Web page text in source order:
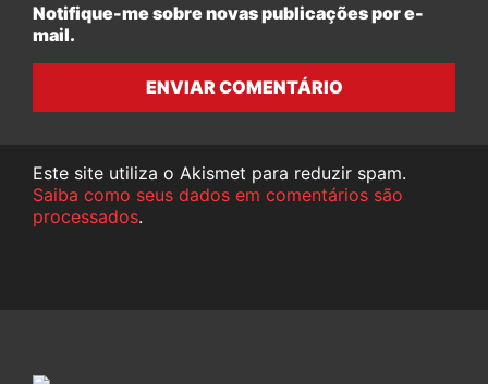
Notifique-me sobre novas publicações por e-
mail.
ENVIAR COMENTÁRIO
Este site utiliza o Akismet para reduzir spam.
Saiba como seus dados em comentários são
processados.